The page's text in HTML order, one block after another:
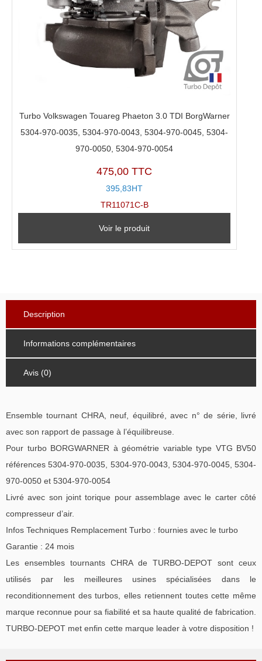
Turbo Volkswagen Touareg Phaeton 3.0 TDI BorgWarner
5304-970-0035, 5304-970-0043, 5304-970-0045, 5304-
970-0050, 5304-970-0054
475,00 TTC
395,83HT
TR11071C-B
Voir le produit
Description
Informations complémentaires
Avis (0)
Ensemble tournant CHRA, neuf, équilibré, avec n° de série, livré
avec son rapport de passage à l’équilibreuse.
Pour turbo BORGWARNER à géométrie variable type VTG BV50
références 5304-970-0035, 5304-970-0043, 5304-970-0045, 5304-
970-0050 et 5304-970-0054
Livré avec son joint torique pour assemblage avec le carter côté
compresseur d’air.
Infos Techniques Remplacement Turbo : fournies avec le turbo
Garantie : 24 mois
Les ensembles tournants CHRA de TURBO-DEPOT sont ceux
utilisés par les meilleures usines spécialisées dans le
reconditionnement des turbos, elles retiennent toutes cette même
marque reconnue pour sa fiabilité et sa haute qualité de fabrication.
TURBO-DEPOT met enfin cette marque leader à votre disposition !